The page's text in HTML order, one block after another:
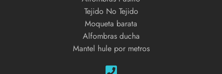
Tejido No Tejido
Moqueta barata
Alfombras ducha
Mantel hule por metros